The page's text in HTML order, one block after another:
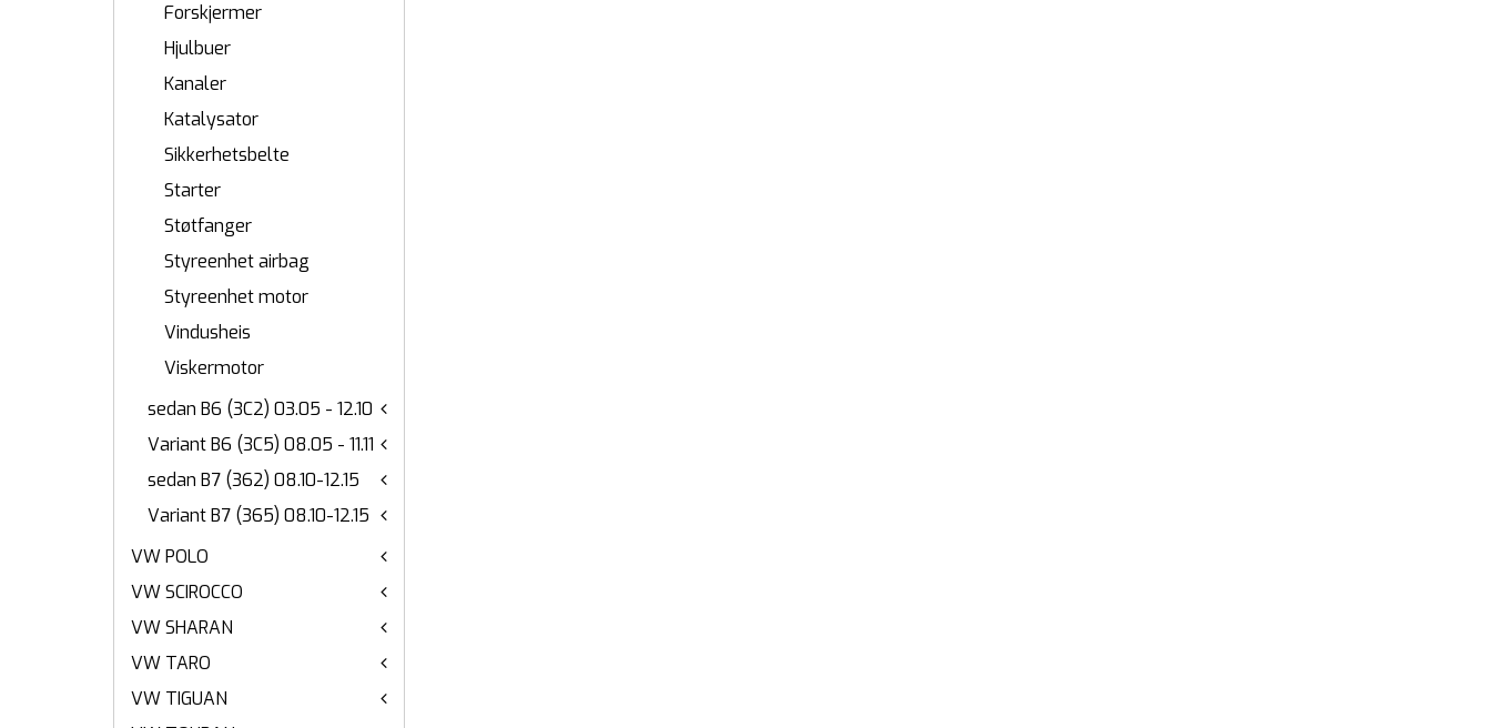
Forskjermer
Hjulbuer
Kanaler
Katalysator
Sikkerhetsbelte
Starter
Støtfanger
Styreenhet airbag
Styreenhet motor
Vindusheis
Viskermotor
sedan B6 (3C2) 03.05 - 12.10
Variant B6 (3C5) 08.05 - 11.11
sedan B7 (362) 08.10-12.15
Variant B7 (365) 08.10-12.15
VW POLO
VW SCIROCCO
VW SHARAN
VW TARO
VW TIGUAN